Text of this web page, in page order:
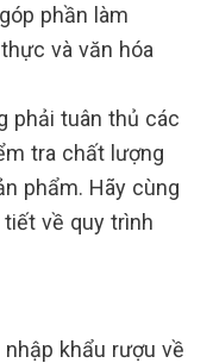
phần làm
và văn hóa
phải tuân thủ các
tra chất lượng
phẩm. Hãy cùng
về quy trình
khẩu rượu về